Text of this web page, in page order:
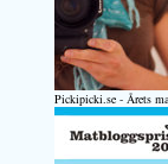
Pickipicki.se - Årets